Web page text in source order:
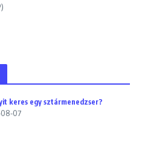
keres egy sztármenedzser?
07